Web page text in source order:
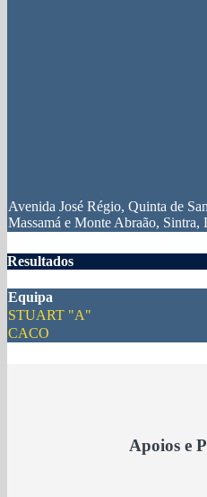
Avenida José Régio, Quinta de
Massamá e Monte Abraão,
Resultados
Equipa
STUART "A"
CACO
Apoios e